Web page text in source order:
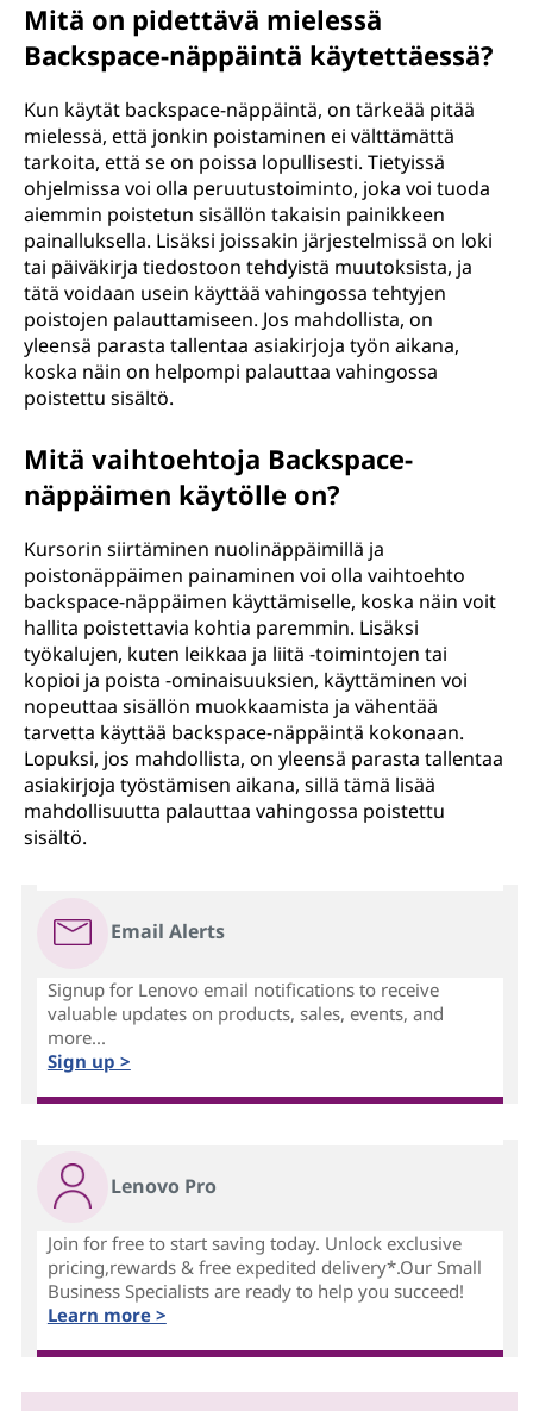
Mitä on pidettävä mielessä
Backspace-näppäintä käytettäessä?
Kun käytät backspace-näppäintä, on tärkeää pitää
mielessä, että jonkin poistaminen ei välttämättä
tarkoita, että se on poissa lopullisesti. Tietyissä
ohjelmissa voi olla peruutustoiminto, joka voi tuoda
aiemmin poistetun sisällön takaisin painikkeen
painalluksella. Lisäksi joissakin järjestelmissä on loki
tai päiväkirja tiedostoon tehdyistä muutoksista, ja
tätä voidaan usein käyttää vahingossa tehtyjen
poistojen palauttamiseen. Jos mahdollista, on
yleensä parasta tallentaa asiakirjoja työn aikana,
koska näin on helpompi palauttaa vahingossa
poistettu sisältö.
Mitä vaihtoehtoja Backspace-
näppäimen käytölle on?
Kursorin siirtäminen nuolinäppäimillä ja
poistonäppäimen painaminen voi olla vaihtoehto
backspace-näppäimen käyttämiselle, koska näin voit
hallita poistettavia kohtia paremmin. Lisäksi
työkalujen, kuten leikkaa ja liitä -toimintojen tai
kopioi ja poista -ominaisuuksien, käyttäminen voi
nopeuttaa sisällön muokkaamista ja vähentää
tarvetta käyttää backspace-näppäintä kokonaan.
Lopuksi, jos mahdollista, on yleensä parasta tallentaa
asiakirjoja työstämisen aikana, sillä tämä lisää
mahdollisuutta palauttaa vahingossa poistettu
sisältö.
Email Alerts
Signup for Lenovo email notifications to receive
valuable updates on products, sales, events, and
more...
Sign up >
Lenovo Pro
Join for free to start saving today. Unlock exclusive
pricing,rewards & free expedited delivery*.Our Small
Business Specialists are ready to help you succeed!
Learn more >